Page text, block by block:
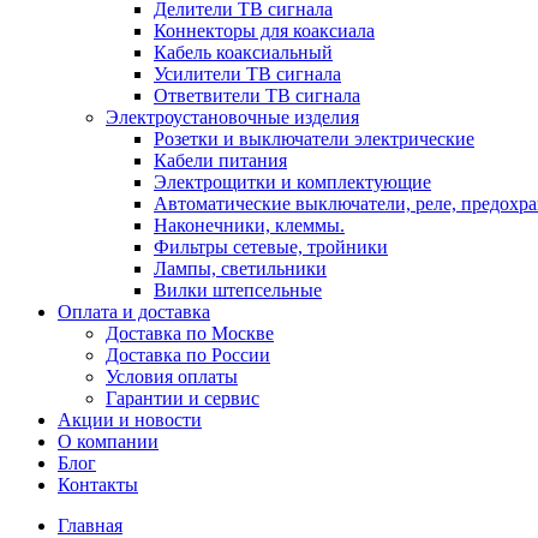
Делители ТВ сигнала
Коннекторы для коаксиала
Кабель коаксиальный
Усилители ТВ сигнала
Ответвители ТВ сигнала
Электроустановочные изделия
Розетки и выключатели электрические
Кабели питания
Электрощитки и комплектующие
Автоматические выключатели, реле,
Наконечники, клеммы.
Фильтры сетевые, тройники
Лампы, светильники
Вилки штепсельные
Оплата и доставка
Доставка по Москве
Доставка по России
Условия оплаты
Гарантии и сервис
Акции и новости
О компании
Блог
Контакты
Главная